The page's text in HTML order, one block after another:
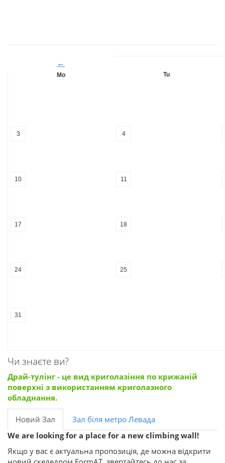
←
Mo Tu
3 4
10 11
17 18
24 25
31
Чи знаєте ви?
Драй-тулінг - це вид криголазіння по крижаній
поверхні з використанням криголазного
обладнання.
Новий Зал
Зал біля метро Левада
We are looking for a place for a new climbing wall!
Якщо у вас є актуальна пропозиція, де можна відкрити